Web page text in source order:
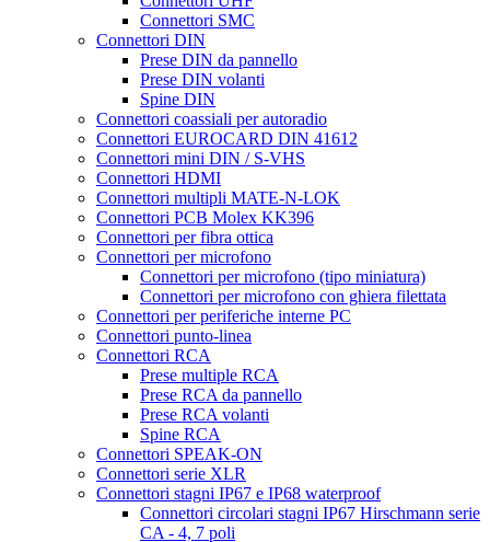
Connettori SMC
Connettori DIN
Prese DIN da pannello
Prese DIN volanti
Spine DIN
Connettori coassiali per autoradio
Connettori EUROCARD DIN 41612
Connettori mini DIN / S-VHS
Connettori HDMI
Connettori multipli MATE-N-LOK
Connettori PCB Molex KK396
Connettori per fibra ottica
Connettori per microfono
Connettori per microfono (tipo miniatura)
Connettori per microfono con ghiera filettata
Connettori per periferiche interne PC
Connettori punto-linea
Connettori RCA
Prese multiple RCA
Prese RCA da pannello
Prese RCA volanti
Spine RCA
Connettori SPEAK-ON
Connettori serie XLR
Connettori stagni IP67 e IP68 waterproof
Connettori circolari stagni IP67 Hirschmann serie
CA - 4, 7 poli